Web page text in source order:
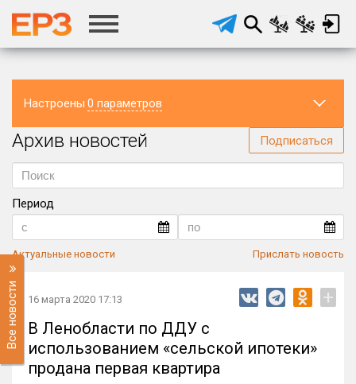
Настроены 0 параметров
Регион
Архив новостей Подписаться
Период
Актуальные новости Прислать новость
Все новости 16 марта 2020 17:13 +
В Ленобласти по ДДУ с
использованием «сельской ипотеки»
продана первая квартира